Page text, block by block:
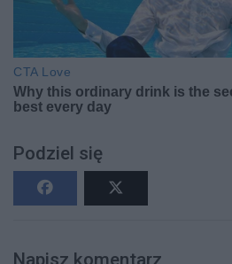
Podziel się
Napisz komentarz